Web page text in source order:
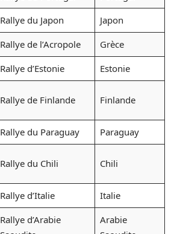
Rallye du Japon
Japon
Rallye de l’Acropole
Grèce
Rallye d’Estonie
Estonie
Rallye de Finlande Finlande
Rallye du Paraguay
Paraguay
Rallye du Chili Chili
Rallye d’Italie
Italie
Rallye d’Arabie
Arabie